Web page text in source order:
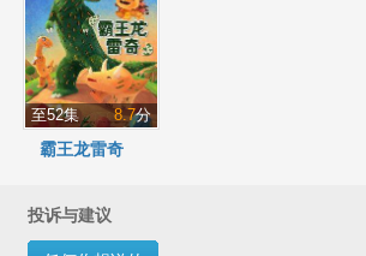
至52集 8.7分
霸王龙雷奇
投诉与建议